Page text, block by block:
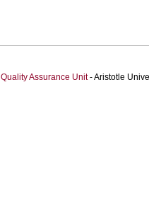
Quality Assurance Unit- Aristotle